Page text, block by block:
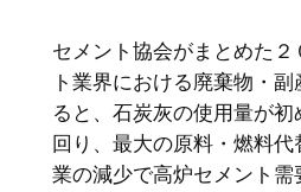
セメント協会がまとめた
ト業界における廃棄物・
ると、石炭灰の使用量が
回り、最大の原料・燃料
業の減少で高炉セメント需